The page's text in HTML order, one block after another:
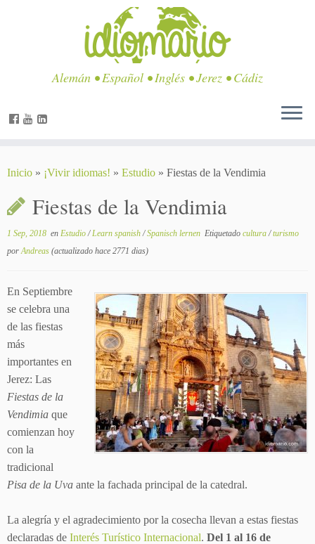
Alemán • Español • Inglés • Jerez • Cádiz
Inicio » ¡Vivir idiomas! » Estudio » Fiestas de la Vendimia
Fiestas de la Vendimia
1 Sep, 2018 en Estudio/Learn spanish/Spanisch lernen Etiquetado cultura/turismo
porAndreas (actualizado hace 2771 dias)
En Septiembre
se celebra una
de las fiestas
más
importantes en
Jerez: Las
Fiestas de la
Vendimia que
comienzan hoy
con la
tradicional
Pisa de la Uva ante la fachada principal de la catedral.
La alegría y el agradecimiento por la cosecha llevan a estas fiestas
declaradas de Interés Turístico Internacional. Del 1 al 16 de